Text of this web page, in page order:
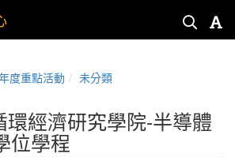
度重點活動 未分類
環經濟研究學院-半導體
位學程